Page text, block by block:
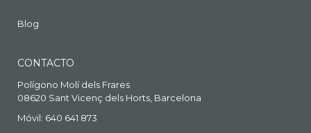
Blog
CONTACTO
Polígono Molí dels Frares
08620 Sant Vicenç dels Horts, Barcelona
Móvil: 640 641 873